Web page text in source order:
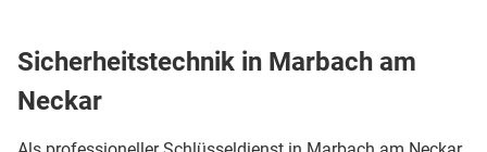
Sicherheitstechnik in Marbach am
Neckar